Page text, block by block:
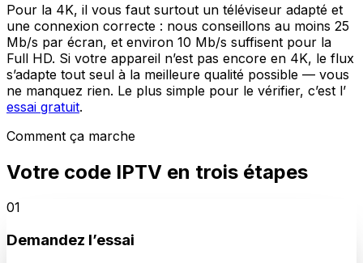
Pour la 4K, il vous faut surtout un téléviseur adapté et
une connexion correcte : nous conseillons au moins 25
Mb/s par écran, et environ 10 Mb/s suffisent pour la
Full HD. Si votre appareil n’est pas encore en 4K, le flux
s’adapte tout seul à la meilleure qualité possible — vous
ne manquez rien. Le plus simple pour le vérifier, c’est l’
essai gratuit.
Comment ça marche
Votre code IPTV en trois étapes
01
Demandez l’essai